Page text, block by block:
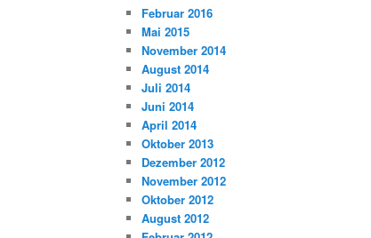
Februar 2016
Mai 2015
November 2014
August 2014
Juli 2014
Juni 2014
April 2014
Oktober 2013
Dezember 2012
November 2012
Oktober 2012
August 2012